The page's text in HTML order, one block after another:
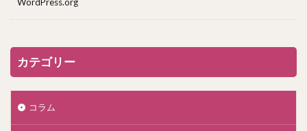
カテゴリー
コラム